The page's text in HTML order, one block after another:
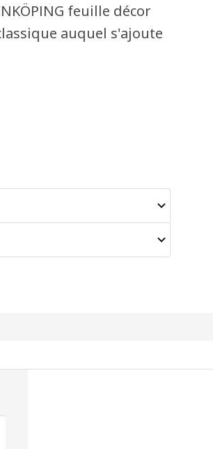
feuille décor
auquel s'ajoute